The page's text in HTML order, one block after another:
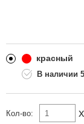
красный
Кол-во: x